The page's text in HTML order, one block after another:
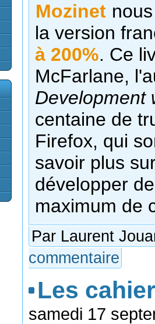
Mozinet
la version
à 200%. Ce
McFarlane,
Development
centaine de
Firefox, qui
savoir plus
développer
maximum de
Par Laurent
commentaire
Les
samedi 17